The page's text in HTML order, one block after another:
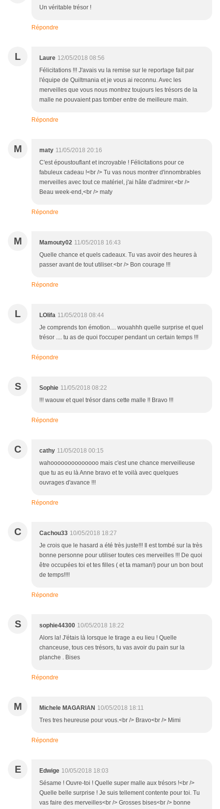
Un véritable trésor !
Répondre
L Laure 12/05/2018 08:56
Félicitations !!! J'avais vu la remise sur le reportage fait par
l'équipe de Quiltmania et je vous ai reconnu. Avec les
merveilles que vous nous montrez toujours les trésors de la
malle ne pouvaient pas tomber entre de meilleure main.
Répondre
M maty 11/05/2018 20:16
C'est époustouflant et incroyable ! Félicitations pour ce
fabuleux cadeau !<br /> Tu vas nous montrer d'innombrables
merveilles avec tout ce matériel, j'ai hâte d'admirer.<br />
Beau week-end,<br /> maty
Répondre
M Mamouty02 11/05/2018 16:43
Quelle chance et quels cadeaux. Tu vas avoir des heures à
passer avant de tout utiliser.<br /> Bon courage !!!
Répondre
L LOlifa 11/05/2018 08:44
Je comprends ton émotion.... wouahhh quelle surprise et quel
trésor .... tu as de quoi t'occuper pendant un certain temps !!!
Répondre
S Sophie 11/05/2018 08:22
!!! waouw et quel trésor dans cette malle !! Bravo !!!
Répondre
C cathy 11/05/2018 00:15
wahoooooooooooooo mais c'est une chance merveilleuse
que tu as eu là Anne bravo et te voilà avec quelques
ouvrages d'avance !!!
Répondre
C Cachou33 10/05/2018 18:27
Je crois que le hasard a été très juste!!! Il est tombé sur la très
bonne personne pour utiliser toutes ces merveilles !!! De quoi
être occupées toi et tes filles ( et ta maman!) pour un bon bout
de temps!!!!
Répondre
S sophie44300 10/05/2018 18:22
Alors la! J'étais là lorsque le tirage a eu lieu ! Quelle
chanceuse, tous ces trésors, tu vas avoir du pain sur la
planche . Bises
Répondre
M Michele MAGARIAN 10/05/2018 18:11
Tres tres heureuse pour vous.<br /> Bravo<br /> Mimi
Répondre
E Edwige 10/05/2018 18:03
Sésame ! Ouvre-toi ! Quelle super malle aux trésors !<br />
Quelle belle surprise ! Je suis tellement contente pour toi. Tu
vas faire des merveilles<br /> Grosses bises<br /> bonne